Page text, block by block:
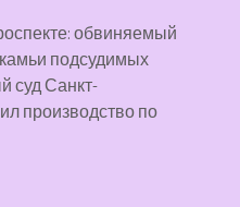
обвиняемый
подсудимых
суд Санкт-
производство по